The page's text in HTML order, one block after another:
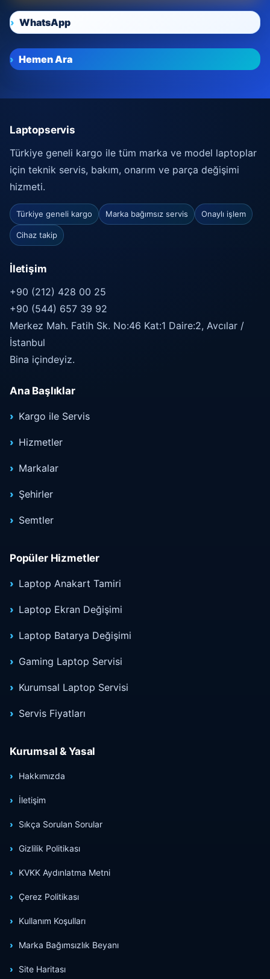
WhatsApp
Hemen Ara
Laptopservis
Türkiye geneli kargo ile tüm marka ve model laptoplar
için teknik servis, bakım, onarım ve parça değişimi
hizmeti.
Türkiye geneli kargo Marka bağımsız servis Onaylı işlem
Cihaz takip
İletişim
+90 (212) 428 00 25
+90 (544) 657 39 92
Merkez Mah. Fatih Sk. No:46 Kat:1 Daire:2, Avcılar /
İstanbul
Bina içindeyiz.
Ana Başlıklar
Kargo ile Servis
Hizmetler
Markalar
Şehirler
Semtler
Popüler Hizmetler
Laptop Anakart Tamiri
Laptop Ekran Değişimi
Laptop Batarya Değişimi
Gaming Laptop Servisi
Kurumsal Laptop Servisi
Servis Fiyatları
Kurumsal & Yasal
Hakkımızda
İletişim
Sıkça Sorulan Sorular
Gizlilik Politikası
KVKK Aydınlatma Metni
Çerez Politikası
Kullanım Koşulları
Marka Bağımsızlık Beyanı
Site Haritası